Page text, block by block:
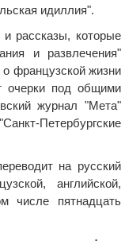
идиллия".
рассказы, которые
и развлечения"
французской жизни
очерки под общими
журнал "Мета"
Петербургские
на русский
английской,
числе пятнадцать